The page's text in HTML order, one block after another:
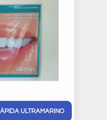
ULTRAMARINO